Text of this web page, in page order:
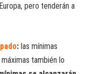
pero tenderán a
: las mínimas
también lo